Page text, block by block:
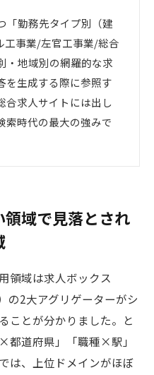
「勤務先タイプ別（建
事業/左官工事業/総合
・地域別の網羅的な求
を生成する際に参照す
合求人サイトには出し
索時代の最大の強みで
域で見落とされ
領域は求人ボックス
の2大アグリゲーターがシ
ことが分かりました。と
道府県」「職種×駅」
は、上位ドメインがほぼ